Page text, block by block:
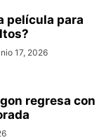
película para
17, 2026
regresa con